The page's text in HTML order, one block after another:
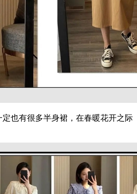
也有很多半身裙，在春暖花开之际